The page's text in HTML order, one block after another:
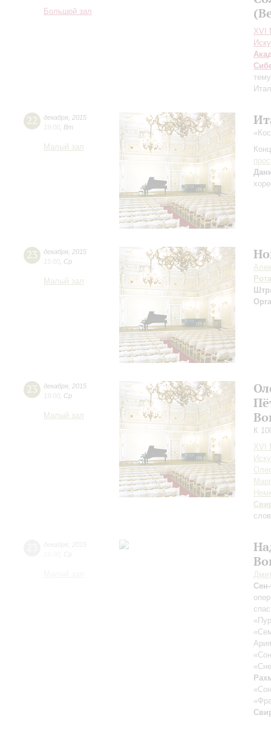
Большой зал
XVI
22 декабря 2015
19:00 Вт
Малый зал
23 декабря 2015
15:00 Ср
Малый зал
Рота
23 декабря 2015
19:00 Ср
Малый зал
К
XVI